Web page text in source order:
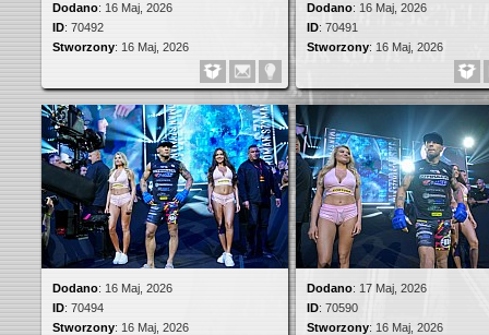
Dodano: 16 Maj, 2026
ID: 70491
Stworzony: 16 Maj, 2026
Dodano: 16 Maj, 2026
ID: 70492
Stworzony: 16 Maj, 2026
Dodano: 17 Maj, 2026
ID: 70590
Stworzony: 16 Maj, 2026
Dodano: 16 Maj, 2026
ID: 70494
Stworzony: 16 Maj, 2026